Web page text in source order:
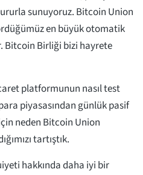
sunuyoruz. Bitcoin Union
en büyük otomatik
Birliği bizi hayrete
platformunun nasıl test
piyasasından günlük pasif
neden Bitcoin Union
tartıştık.
hakkında daha iyi bir